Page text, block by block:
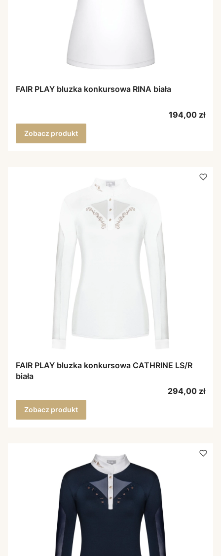
FAIR PLAY bluzka konkursowa RINA biała
Cena
194,00 zł
Zobacz produkt
FAIR PLAY bluzka konkursowa CATHRINE LS/R
biała
Cena
294,00 zł
Zobacz produkt